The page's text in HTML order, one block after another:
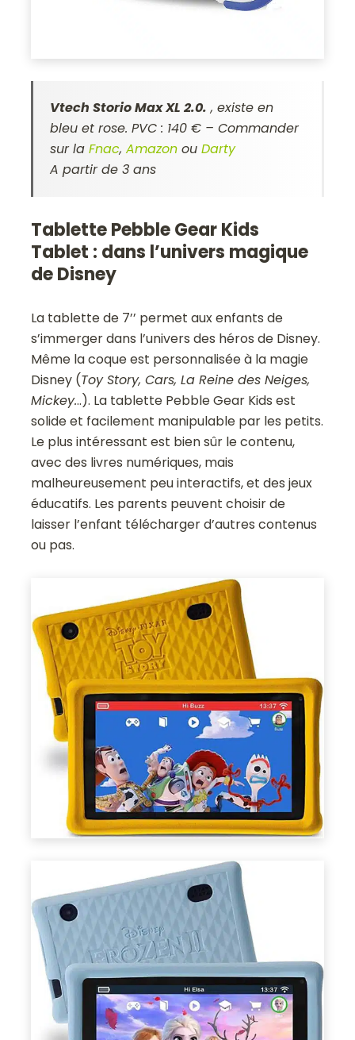
Vtech Storio Max XL 2.0. , existe en
bleu et rose. PVC : 140 € – Commander
sur laFnac,Amazon ouDarty
A partir de 3 ans
Tablette Pebble Gear Kids
Tablet : dans l’univers magique
de Disney
La tablette de 7’’ permet aux enfants de
s’immerger dans l’univers des héros de Disney.
Même la coque est personnalisée à la magie
Disney (Toy Story, Cars, La Reine des Neiges,
Mickey...). La tablette Pebble Gear Kids est
solide et facilement manipulable par les petits.
Le plus intéressant est bien sûr le contenu,
avec des livres numériques, mais
malheureusement peu interactifs, et des jeux
éducatifs. Les parents peuvent choisir de
laisser l’enfant télécharger d’autres contenus
ou pas.